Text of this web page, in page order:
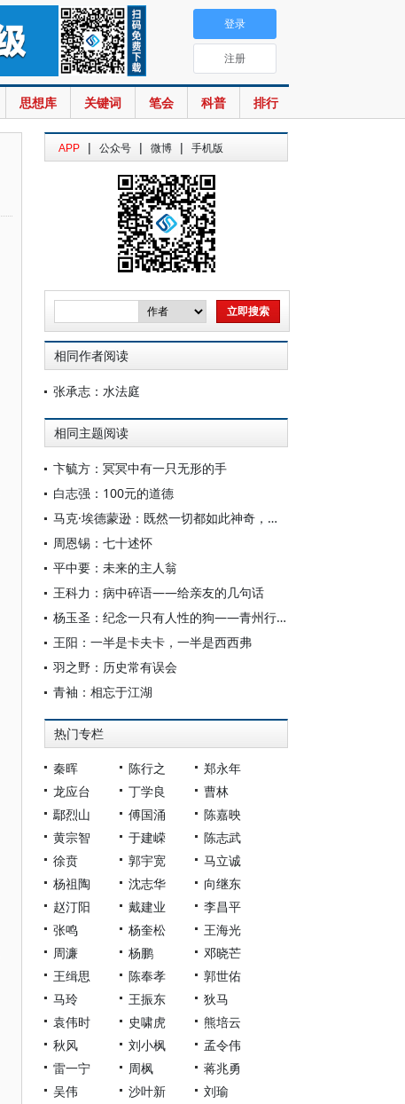
思想库 关键词 笔会 科普 排行
登录
注册
APP | 公众号 | 微博 | 手机版
相同作者阅读
张承志：水法庭
相同主题阅读
卞毓方：冥冥中有一只无形的手
白志强：100元的道德
马克·埃德蒙逊：既然一切都如此神奇，为何无人感到幸福？
周恩锡：七十述怀
平中要：未来的主人翁
王科力：病中碎语——给亲友的几句话
杨玉圣：纪念一只有人性的狗——青州行记（之七）
王阳：一半是卡夫卡，一半是西西弗
羽之野：历史常有误会
青袖：相忘于江湖
热门专栏
秦晖 陈行之
郑永年
龙应台
丁学良
曹林
鄢烈山
傅国涌
陈嘉映
黄宗智
于建嵘
陈志武
徐贲
郭宇宽
马立诚
杨祖陶
沈志华
向继东
赵汀阳
戴建业
李昌平
张鸣
杨奎松
王海光
周濂
杨鹏
邓晓芒
王缉思
陈奉孝
郭世佑
马玲
王振东
狄马
袁伟时
史啸虎
熊培云
秋风
刘小枫
孟令伟
雷一宁
周枫
蒋兆勇
吴伟
沙叶新
刘瑜